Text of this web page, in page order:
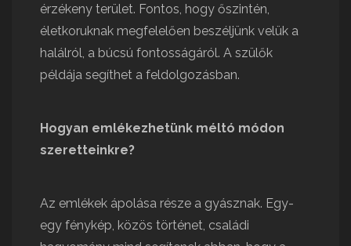
érzékeny terület. Fontos, hogy őszintén,
életkoruknak megfelelően beszéljünk velük a
halálról, a búcsú fontosságáról. A szülők
példája segíthet a feldolgozásban.
Hogyan emlékezhetünk méltó módon
szeretteinkre?
Az emlékek ápolása része a gyásznak. Egy-
egy fénykép, közös történet, családi